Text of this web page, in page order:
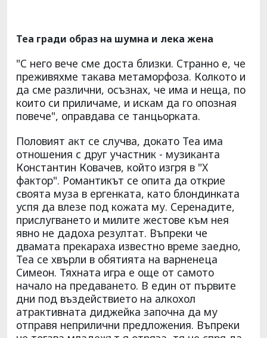
Теа гради образ на шумна и лека жена
"С него вече сме доста близки. Странно е, че
преживяхме такава метаморфоза. Колкото и
да сме различни, осъзнах, че има и неща, по
които си приличаме, и искам да го опозная
повече", оправдава се танцьорката.
Половият акт се случва, докато Теа има
отношения с друг участник - музиканта
Константин Ковачев, който изгря в "X
фактор". Романтикът се опита да открие
своята муза в ергенката, като блондинката
успя да влезе под кожата му. Серенадите,
прислугването и милите жестове към нея
явно не дадоха резултат. Въпреки че
двамата прекараха известно време заедно,
Теа се хвърли в обятията на варненеца
Симеон. Тяхната игра е още от самото
начало на предаването. В един от първите
дни под въздействието на алкохол
атрактивната диджейка започна да му
отправя неприлични предложения. Въпреки